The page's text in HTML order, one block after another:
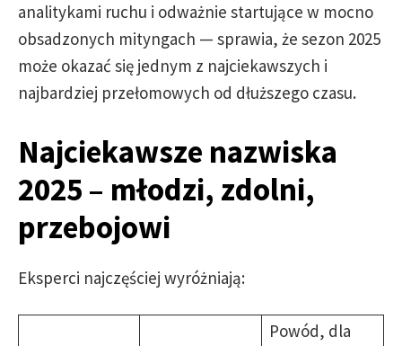
analitykami ruchu i odważnie startujące w mocno
obsadzonych mityngach — sprawia, że sezon 2025
może okazać się jednym z najciekawszych i
najbardziej przełomowych od dłuższego czasu.
Najciekawsze nazwiska
2025 – młodzi, zdolni,
przebojowi
Eksperci najczęściej wyróżniają:
Powód, dla